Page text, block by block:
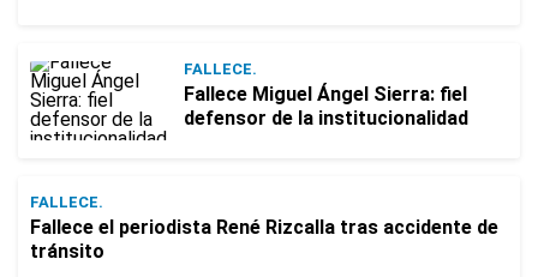
FALLECE.
Fallece Miguel Ángel Sierra: fiel
defensor de la institucionalidad
FALLECE.
Fallece el periodista René Rizcalla tras accidente de
tránsito